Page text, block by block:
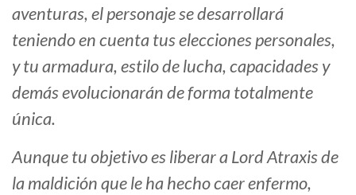
aventuras, el personaje se desarrollará
teniendo en cuenta tus elecciones personales,
y tu armadura, estilo de lucha, capacidades y
demás evolucionarán de forma totalmente
única.
Aunque tu objetivo es liberar a Lord Atraxis de
la maldición que le ha hecho caer enfermo,